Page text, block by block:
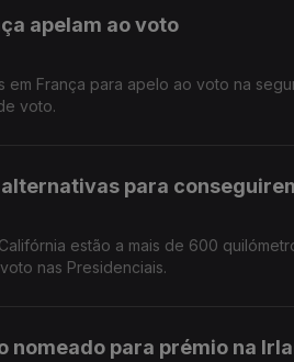
apelam ao voto
em França para apelo ao voto na
voto.
para
estão a mais de 600
nas Presidenciais.
para prémio na